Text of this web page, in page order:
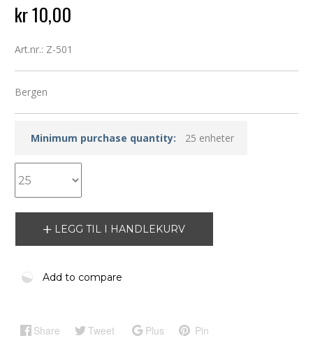
kr 10,00
Art.nr.: Z-501
Bergen
Minimum purchase quantity: 25 enheter
LEGG TIL I HANDLEKURV
Add to compare
Share Tweet Plus Pin